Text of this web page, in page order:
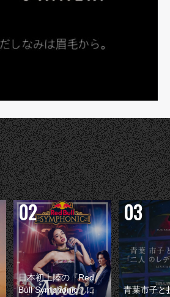
日本初上陸の『Red
Bull Symphonic』に
青葉市子と